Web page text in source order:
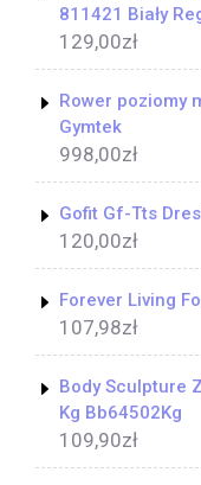
811421 Biały
129,00zł
Rower poziomy
Gymtek
998,00zł
Gofit Gf-Tts
120,00zł
Forever Living
107,98zł
Body Sculpture
Kg Bb64502Kg
109,90zł